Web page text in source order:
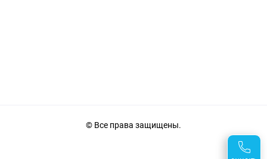
© Все права защищены.